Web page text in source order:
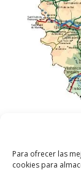
Para ofrecer las
cookies para